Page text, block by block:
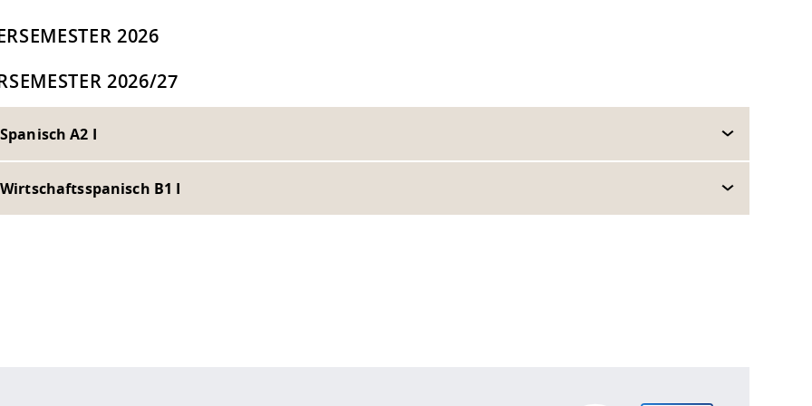
2026
2026/27
A2 I
Wirtschaftsspanisch B1 I